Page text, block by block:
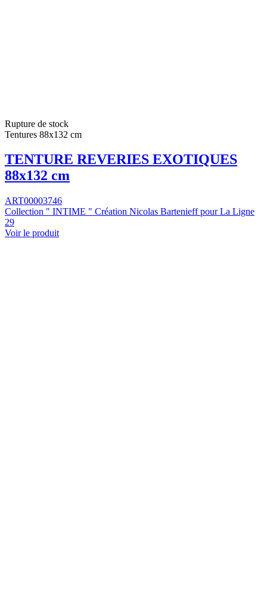
Rupture de stock
Tentures 88x132 cm
TENTURE REVERIES EXOTIQUES
88x132 cm
ART00003746
Collection " INTIME " Création Nicolas Bartenieff pour La Ligne
29
Voir le produit